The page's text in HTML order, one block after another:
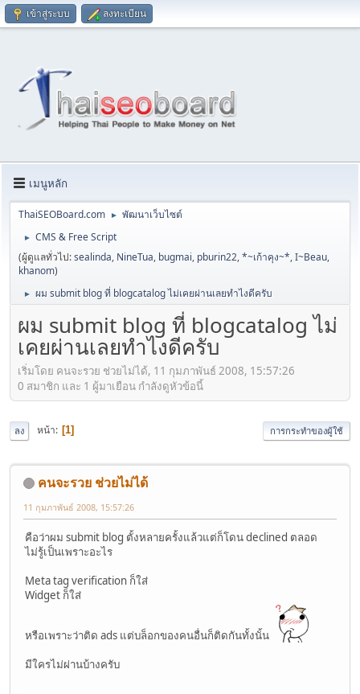
เข้าสู่ระบบ ลงทะเบียน
เมนูหลัก
ThaiSEOBoard.com ► พัฒนาเว็บไซต์
►
CMS & Free Script
(ผู้ดูแลทั่วไป:sealinda, NineTua, bugmai, pburin22,*~เก้าคุง~*,I~Beau,
khanom)
► ผม submit blog ที่ blogcatalog ไม่เคยผ่านเลยทำไงดีครับ
ผม submit blog ที่ blogcatalog ไม่
เคยผ่านเลยทำไงดีครับ
เริ่มโดย คนจะรวย ช่วยไม่ได้, 11 กุมภาพันธ์ 2008, 15:57:26
0 สมาชิก และ 1 ผู้มาเยือน กำลังดูหัวข้อนี้
ลง หน้า 1 การกระทำของผู้ใช้
คนจะรวย ช่วยไม่ได้
11 กุมภาพันธ์ 2008, 15:57:26
คือว่าผม submit blog ตั้งหลายครั้งแล้วแต่ก็โดน declined ตลอด
ไม่รู้เป็นเพราะอะไร
Meta tag verification ก็ใส่
Widget ก็ใส่
หรือเพราะว่าติด ads แต่บล็อกของคนอื่นก็ติดกันทั้งนั้น
มีใครไม่ผ่านบ้างครับ